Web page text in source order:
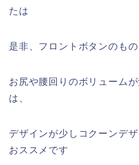
たは
是非、フロントボタンのも
お尻や腰回りのボリューム
は、
デザインが少しコクーンデ
おススメです